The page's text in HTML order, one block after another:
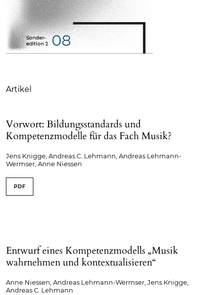
Artikel
Vorwort: Bildungsstandards und
Kompetenzmodelle für das Fach Musik?
Jens Knigge, Andreas C. Lehmann, Andreas Lehmann-
Wermser, Anne Niessen
PDF
Entwurf eines Kompetenzmodells „Musik
wahrnehmen und kontextualisieren“
Anne Niessen, Andreas Lehmann-Wermser, Jens Knigge,
Andreas C. Lehmann